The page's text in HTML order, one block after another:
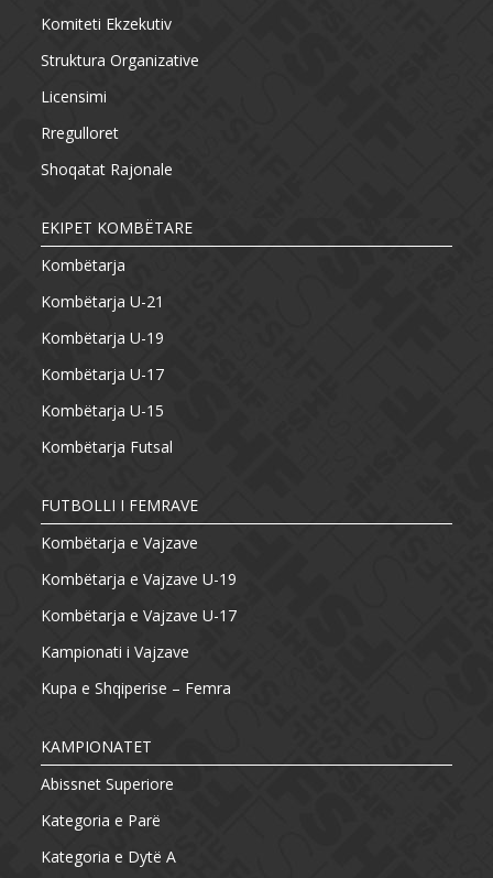
Komiteti Ekzekutiv
Struktura Organizative
Licensimi
Rregulloret
Shoqatat Rajonale
EKIPET KOMBËTARE
Kombëtarja
Kombëtarja U-21
Kombëtarja U-19
Kombëtarja U-17
Kombëtarja U-15
Kombëtarja Futsal
FUTBOLLI I FEMRAVE
Kombëtarja e Vajzave
Kombëtarja e Vajzave U-19
Kombëtarja e Vajzave U-17
Kampionati i Vajzave
Kupa e Shqiperise – Femra
KAMPIONATET
Abissnet Superiore
Kategoria e Parë
Kategoria e Dytë A